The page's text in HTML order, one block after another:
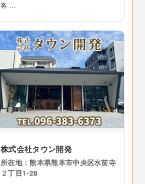
客 ...
株式会社タウン開発
所在地：熊本県熊本市中央区水前寺
２丁目1-28